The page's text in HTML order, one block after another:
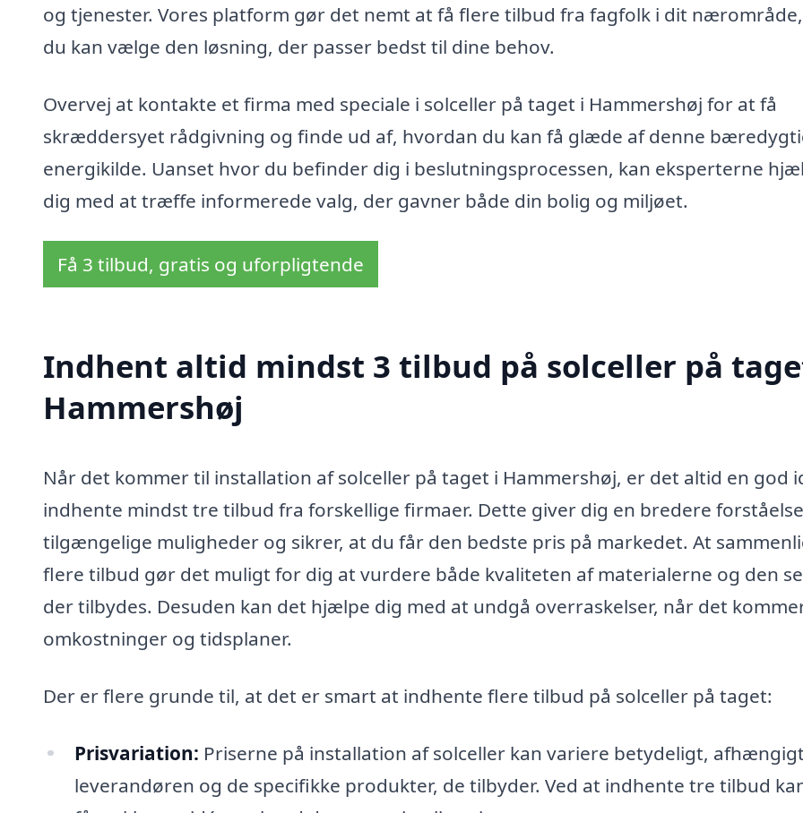
og tjenester. Vores platform gør det nemt at få flere tilbud fra fagfolk i dit
du kan vælge den løsning, der passer bedst til dine behov.
Overvej at kontakte et firma med speciale i solceller på taget i Hammershøj for at få
skræddersyet rådgivning og finde ud af, hvordan du kan få glæde af denne
energikilde. Uanset hvor du befinder dig i beslutningsprocessen, kan eksperterne
dig med at træffe informerede valg, der gavner både din bolig og miljøet.
Få 3 tilbud, gratis og uforpligtende
Indhent altid mindst 3 tilbud på solceller på
Hammershøj
Når det kommer til installation af solceller på taget i Hammershøj, er det altid en god
indhente mindst tre tilbud fra forskellige firmaer. Dette giver dig en bredere
tilgængelige muligheder og sikrer, at du får den bedste pris på markedet. At
flere tilbud gør det muligt for dig at vurdere både kvaliteten af materialerne og den
der tilbydes. Desuden kan det hjælpe dig med at undgå overraskelser, når det
omkostninger og tidsplaner.
Der er flere grunde til, at det er smart at indhente flere tilbud på solceller på taget:
Prisvariation: Priserne på installation af solceller kan variere betydeligt,
leverandøren og de specifikke produkter, de tilbyder. Ved at indhente tre tilbud